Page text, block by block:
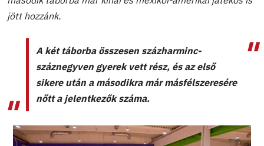
jött hozzánk.
A két táborba összesen százharminc-
száznegyven gyerek vett rész, és az első
sikere után a másodikra már másfélszeresére
nőtt a jelentkezők száma.